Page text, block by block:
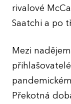
rivalové
Saatchi a po
Mezi
Překotná